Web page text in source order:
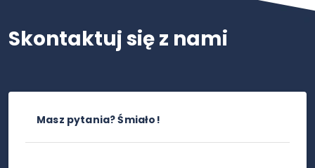
Skontaktuj się z nami
Masz pytania? Śmiało!